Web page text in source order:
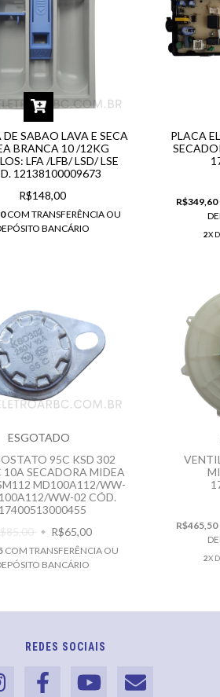
SABAO LAVA E SECA
BRANCA 10 /12KG
LFA /LFB/ LSD/ LSE
12138100009673
R$148,00
COM TRANSFERÊNCIA OU
BANCÁRIO
PLACA
R$349,60
2X
ESGOTADO
95C KSD 302
10A SECADORA MIDEA
MD100A112/WW-
WW-02 CÓD.
17400513000455
R$65,00
COM TRANSFERÊNCIA OU
BANCÁRIO
R$465,50
2X
REDES SOCIAIS